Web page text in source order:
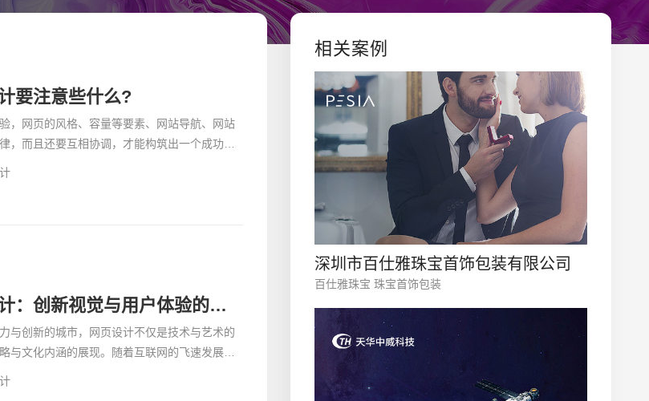
要注意些什么?
，网页的风格、容量等要素、网站导航、网站
，而且还要互相协调，才能构筑出一个成功的
深圳网页设计：创新视觉与用户体验的完美交融
与创新的城市，网页设计不仅是技术与艺术的
与文化内涵的展现。随着互联网的飞速发展，
相关案例
深圳市百仕雅珠宝首饰包装有限公司
百仕雅珠宝 珠宝首饰包装